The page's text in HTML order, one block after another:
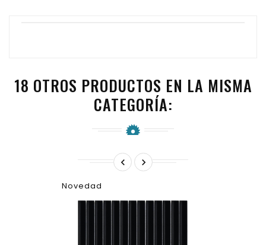
18 OTROS PRODUCTOS EN LA MISMA
CATEGORÍA:
 
Novedad